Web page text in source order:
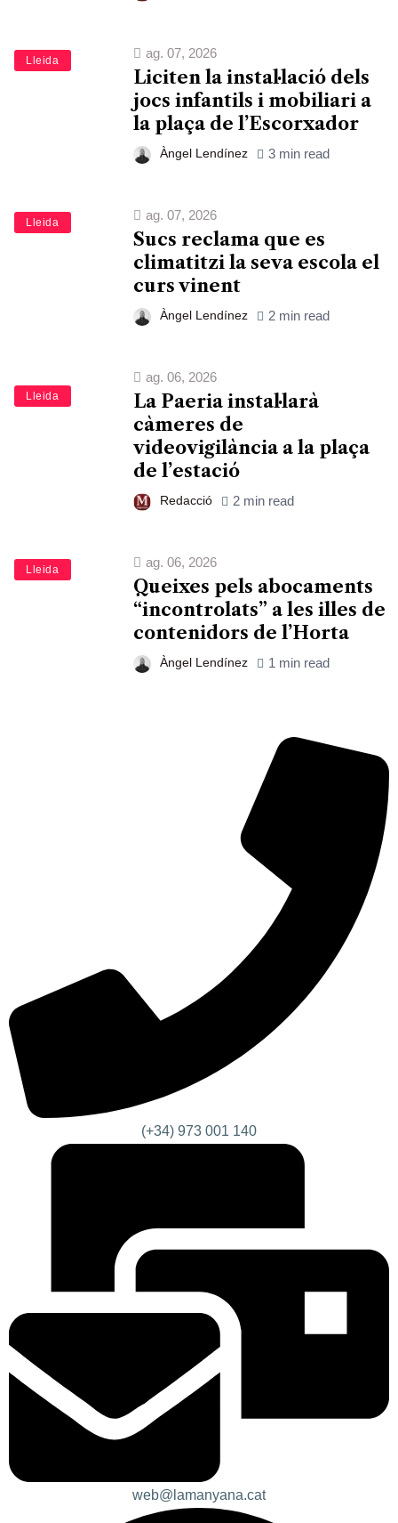
Lleida
ag. 07, 2026
Liciten la instal·lació dels
jocs infantils i mobiliari a
la plaça de l’Escorxador
Àngel Lendínez 3 min read
Lleida
ag. 07, 2026
Sucs reclama que es
climatitzi la seva escola el
curs vinent
Àngel Lendínez 2 min read
Lleida
ag. 06, 2026
La Paeria instal·larà
càmeres de
videovigilància a la plaça
de l’estació
Redacció 2 min read
Lleida
ag. 06, 2026
Queixes pels abocaments
“incontrolats” a les illes de
contenidors de l’Horta
Àngel Lendínez 1 min read
(+34) 973 001 140
web@lamanyana.cat